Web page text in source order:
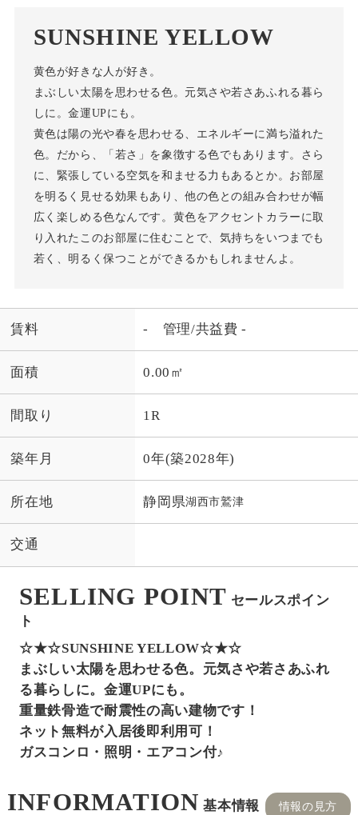
SUNSHINE YELLOW
黄色が好きな人が好き。
まぶしい太陽を思わせる色。元気さや若さあふれる暮ら
しに。金運UPにも。
黄色は陽の光や春を思わせる、エネルギーに満ち溢れた
色。だから、「若さ」を象徴する色でもあります。さら
に、緊張している空気を和ませる力もあるとか。お部屋
を明るく見せる効果もあり、他の色との組み合わせが幅
広く楽しめる色なんです。黄色をアクセントカラーに取
り入れたこのお部屋に住むことで、気持ちをいつまでも
若く、明るく保つことができるかもしれませんよ。
賃料 - 管理/共益費 -
面積 0.00㎡
間取り 1R
築年月 0年(築2028年)
所在地 静岡県湖西市鷲津
交通
SELLING POINT セールスポイン
ト
☆★☆SUNSHINE YELLOW☆★☆
まぶしい太陽を思わせる色。元気さや若さあふれ
る暮らしに。金運UPにも。
重量鉄骨造で耐震性の高い建物です！
ネット無料が入居後即利用可！
ガスコンロ・照明・エアコン付♪
INFORMATION 基本情報 情報の見方